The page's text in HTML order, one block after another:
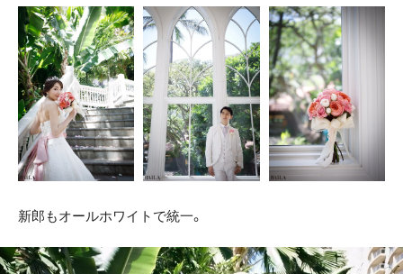
新郎もオールホワイトで統一。